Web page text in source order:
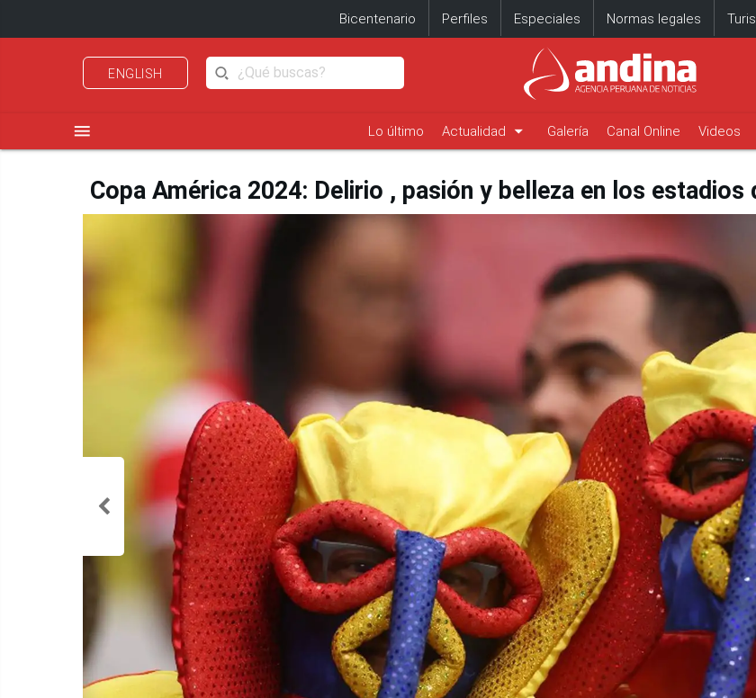
Bicentenario Perfiles Especiales Normas legales
ENGLISH
menu Lo último Actualidad arrow_drop_down Galería Canal Online Videos
Copa América 2024: Delirio , pasión y belleza en los estadios